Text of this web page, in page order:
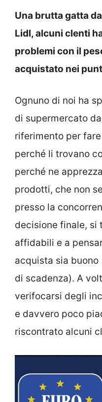
Una brutta gatta
Lidl, alcuni clenti
problemi con il
acquistato nei
Ognuno di noi ha
di supermercato
riferimento per
perché li trovano
perché ne
prodotti, che non
presso la
decisione finale, si
affidabili e a
acquista sia
di scadenza). A
verifocarsi degli
e davvero poco
riscontrato alcuni